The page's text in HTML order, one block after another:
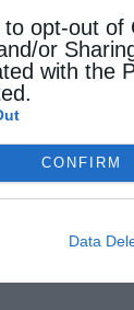
to opt-out of
or
with the
CONFIRM
Data